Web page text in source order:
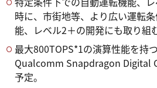
時に、市街地等、より広い運転
能、レベル2＋の開発にも取り組
最大800TOPS*1の演算性能を持
Qualcomm Snapdragon Digital
予定。